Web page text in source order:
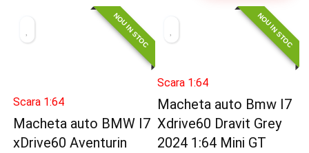
NOU IN STOC
Scara 1:64
Macheta auto BMW I7
xDrive60 Aventurin
NOU IN STOC
Scara 1:64
Macheta auto Bmw I7
Xdrive60 Dravit Grey
2024 1:64 Mini GT